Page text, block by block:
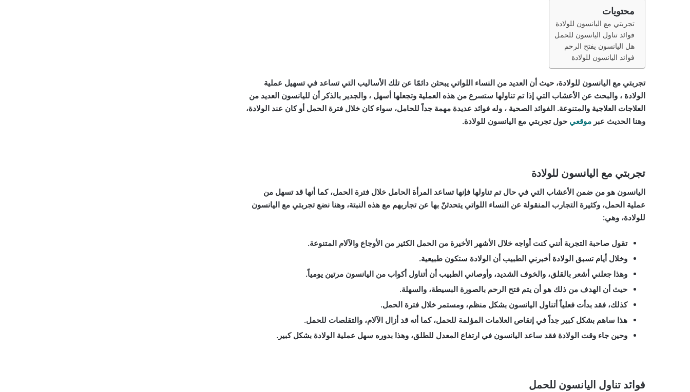
محتويات
تجربتي مع اليانسون للولادة
فوائد تناول اليانسون للحمل
هل اليانسون يفتح الرحم
فوائد اليانسون للولادة
تجربتي مع اليانسون للولادة، حيث أن العديد من النساء اللواتي يبحثن دائمًا عن تلك الأساليب التي تساعد في تسهيل عملية
الولادة ، والبحث عن الأعشاب التي إذا تم تناولها ستسرع من هذه العملية وتجعلها أسهل ، والجدير بالذكر أن لليانسون العديد من
العلاجات العلاجية والمتنوعة. الفوائد الصحية ، وله فوائد عديدة مهمة جداً للحامل، سواء كان خلال فترة الحمل أو كان عند الولادة،
وهنا الحديث عبر موقعي حول تجربتي مع اليانسون للولادة.
تجربتي مع اليانسون للولادة
اليانسون هو من ضمن الأعشاب التي في حال تم تناولها فإنها تساعد المرأة الحامل خلال فترة الحمل، كما أنها قد تسهل من
عملية الحمل، وكثيرة التجارب المنقولة عن النساء اللواتي يتحدثنّ بها عن تجاربهم مع هذه النبتة، وهنا نضع تجربتي مع اليانسون
للولادة، وهي:
تقول صاحبة التجربة أنني كنت أواجه خلال الأشهر الأخيرة من الحمل الكثير من الأوجاع والآلام المتنوعة.
وخلال أيام تسبق الولادة أخبرني الطبيب أن الولادة ستكون طبيعية.
وهذا جعلني أشعر بالقلق، والخوف الشديد، وأوصاني الطبيب أن أتناول أكواب من اليانسون مرتين يومياً.
حيث أن الهدف من ذلك هو أن يتم فتح الرحم بالصورة البسيطة، والسهلة.
كذلك، فقد بدأت فعلياً أتناول اليانسون بشكل منظم، ومستمر خلال فترة الحمل.
هذا ساهم بشكل كبير جداً في إنقاص العلامات المؤلمة للحمل، كما أنه قد أزال الآلام، والتقلصات للحمل.
وحين جاء وقت الولادة فقد ساعد اليانسون في ارتفاع المعدل للطلق، وهذا بدوره سهل عملية الولادة بشكل كبير.
فوائد تناول اليانسون للحمل